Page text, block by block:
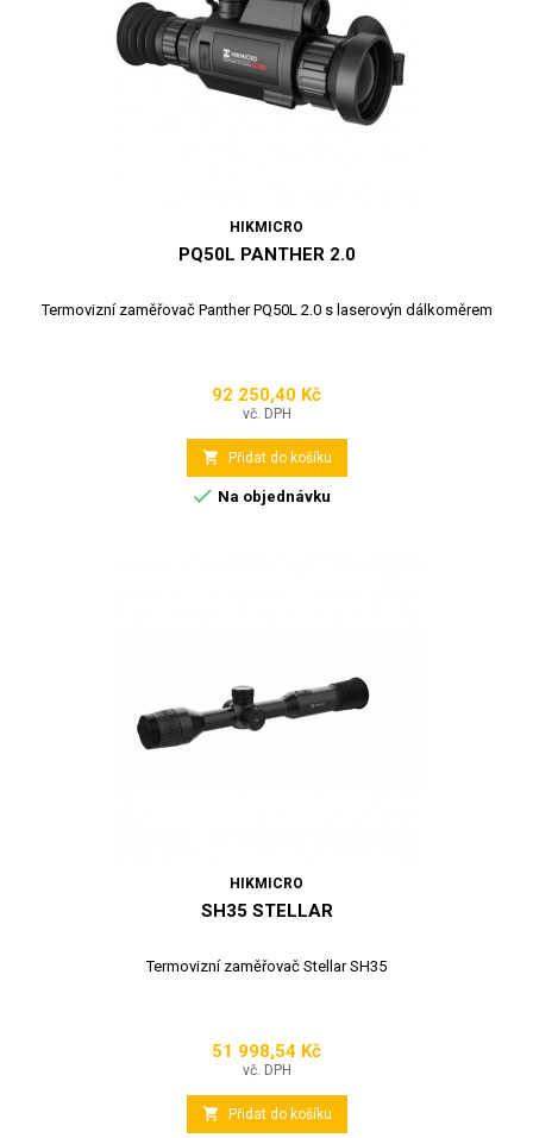
HIKMICRO
PQ50L PANTHER 2.0
Termovizní zaměřovač Panther PQ50L 2.0 s laserovýn dálkoměrem
Cena
92 250,40 Kč
vč. DPH
 Přidat do košíku
 Na objednávku
HIKMICRO
SH35 STELLAR
Termovizní zaměřovač Stellar SH35
Cena
51 998,54 Kč
vč. DPH
 Přidat do košíku